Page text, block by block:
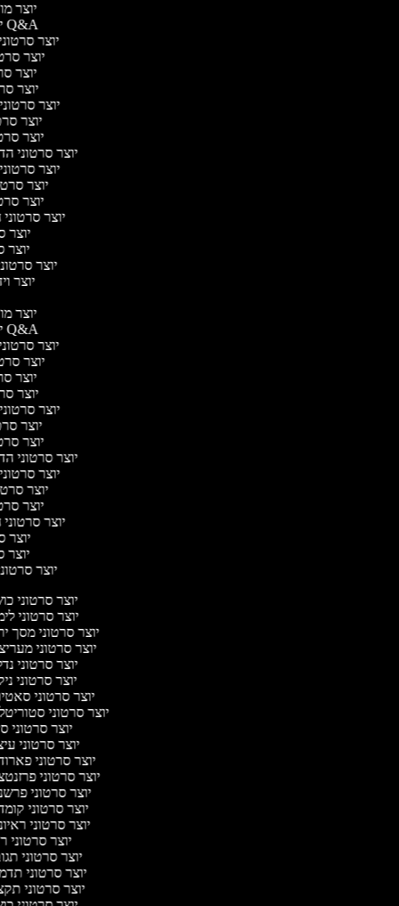
יוצר
יוצר סרטוני Q&A
יוצר
יוצר
יוצר
יוצר
יוצר
יוצר
יוצר
יוצר סרטוני
יוצר
יוצר
יוצר
יוצר
יוצר
יוצר
יוצר
יוצר
יוצר
יוצר סרטוני Q&A
יוצר
יוצר
יוצר
יוצר
יוצר
יוצר
יוצר
יוצר סרטוני
יוצר
יוצר
יוצר
יוצר
יוצר
יוצר
יוצר
יוצר סרטוני
יוצר סרטוני
יוצר סרטוני מסך
יוצר סרטוני
יוצר סרטוני
יוצר סרטוני
יוצר סרטוני
יוצר סרטוני
יוצר סרטוני
יוצר סרטוני
יוצר סרטוני
יוצר סרטוני
יוצר סרטוני
יוצר סרטוני
יוצר סרטוני
יוצר סרטוני
יוצר סרטוני
יוצר סרטוני
יוצר סרטוני